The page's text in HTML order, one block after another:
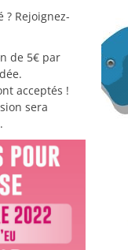
? Rejoignez-
de 5€ par
acceptés !
sera